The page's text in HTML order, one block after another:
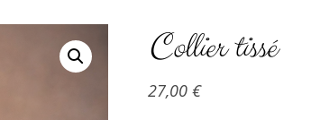
Collier tissé
27,00 €